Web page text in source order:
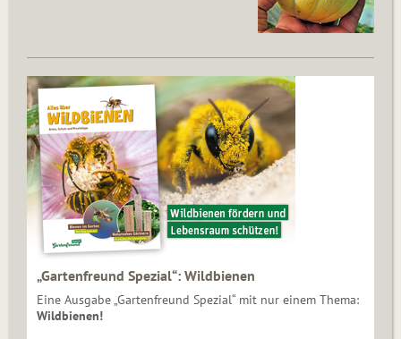
„Gartenfreund Spezial“: Wildbienen
Eine Ausgabe „Gartenfreund Spezial“ mit nur einem Thema:
Wildbienen!